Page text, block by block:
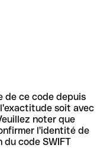
de ce code depuis
soit avec
noter que
l'identité de
code SWIFT